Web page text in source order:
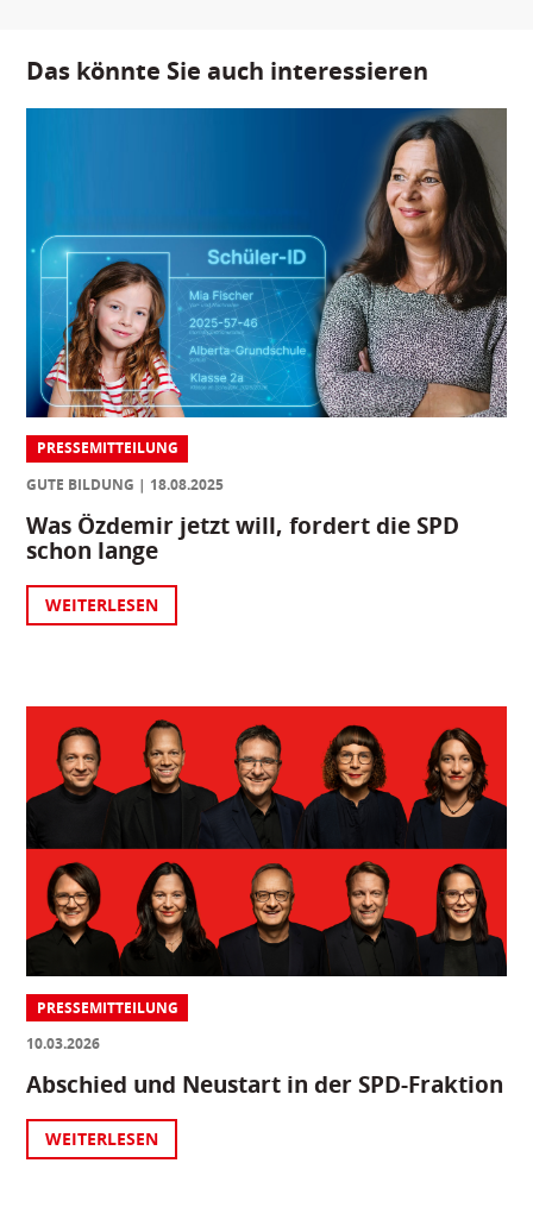
Das könnte Sie auch interessieren
PRESSEMITTEILUNG
GUTE BILDUNG
18.08.2025
Was Özdemir jetzt will, fordert die SPD
schon lange
WEITERLESEN
PRESSEMITTEILUNG
10.03.2026
Abschied und Neustart in der SPD-Fraktion
WEITERLESEN